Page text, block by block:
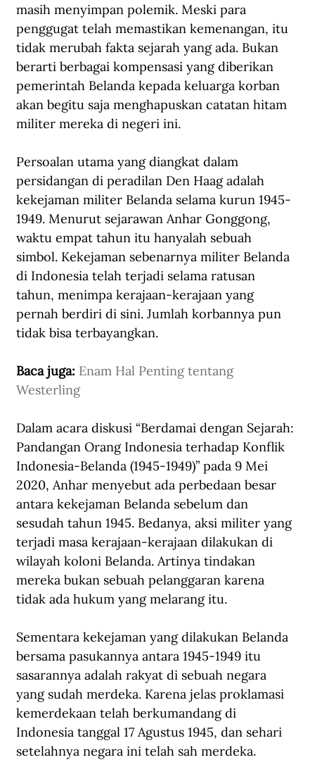
masih menyimpan polemik. Meski para
penggugat telah memastikan kemenangan, itu
tidak merubah fakta sejarah yang ada. Bukan
berarti berbagai kompensasi yang diberikan
pemerintah Belanda kepada keluarga korban
akan begitu saja menghapuskan catatan hitam
militer mereka di negeri ini.
Persoalan utama yang diangkat dalam
persidangan di peradilan Den Haag adalah
kekejaman militer Belanda selama kurun 1945-
1949. Menurut sejarawan Anhar Gonggong,
waktu empat tahun itu hanyalah sebuah
simbol. Kekejaman sebenarnya militer Belanda
di Indonesia telah terjadi selama ratusan
tahun, menimpa kerajaan-kerajaan yang
pernah berdiri di sini. Jumlah korbannya pun
tidak bisa terbayangkan.
Baca juga: Enam Hal Penting tentang
Westerling
Dalam acara diskusi “Berdamai dengan Sejarah:
Pandangan Orang Indonesia terhadap Konflik
Indonesia-Belanda (1945-1949)” pada 9 Mei
2020, Anhar menyebut ada perbedaan besar
antara kekejaman Belanda sebelum dan
sesudah tahun 1945. Bedanya, aksi militer yang
terjadi masa kerajaan-kerajaan dilakukan di
wilayah koloni Belanda. Artinya tindakan
mereka bukan sebuah pelanggaran karena
tidak ada hukum yang melarang itu.
Sementara kekejaman yang dilakukan Belanda
bersama pasukannya antara 1945-1949 itu
sasarannya adalah rakyat di sebuah negara
yang sudah merdeka. Karena jelas proklamasi
kemerdekaan telah berkumandang di
Indonesia tanggal 17 Agustus 1945, dan sehari
setelahnya negara ini telah sah merdeka.